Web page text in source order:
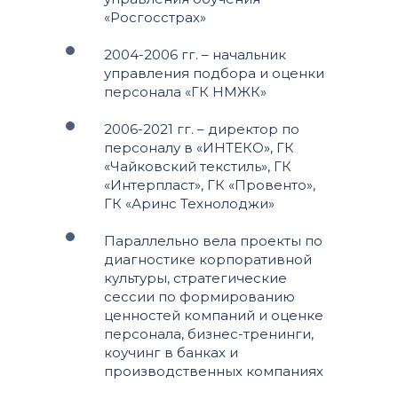
«Росгосстрах»
2004-2006 гг. – начальник
управления подбора и оценки
персонала «ГК НМЖК»
2006-2021 гг. – директор по
персоналу в «ИНТЕКО», ГК
«Чайковский текстиль», ГК
«Интерпласт», ГК «Провенто»,
ГК «Аринс Технолоджи»
Параллельно вела проекты по
диагностике корпоративной
культуры, стратегические
сессии по формированию
ценностей компаний и оценке
персонала, бизнес-тренинги,
коучинг в банках и
производственных компаниях